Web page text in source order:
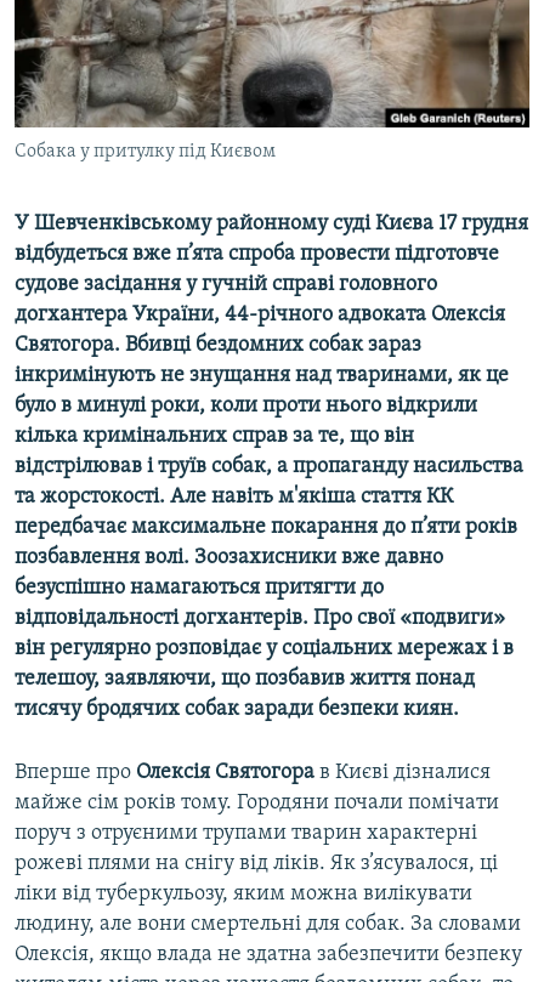
ВІДЕОУРОКИ «ELIFBE»
СВІДЧЕННЯ ОКУПАЦІЇ
УКРАЇНСЬКА ПРОБЛЕМА КРИМУ
ІНФОГРАФІКА
Русский
Qırımtatar
ДОЛУЧАЙСЯ!
Усі сайти RFE/RL
Собака у притулку під Києвом
У Шевченківському районному суді Києва 17 грудня
відбудеться вже п’ята спроба провести підготовче
судове засідання у гучній справі головного
догхантера України, 44-річного адвоката Олексія
Святогора. Вбивці бездомних собак зараз
інкримінують не знущання над тваринами, як це
було в минулі роки, коли проти нього відкрили
кілька кримінальних справ за те, що він
відстрілював і труїв собак, а пропаганду насильства
та жорстокості. Але навіть м'якіша стаття КК
передбачає максимальне покарання до п’яти років
позбавлення волі. Зоозахисники вже давно
безуспішно намагаються притягти до
відповідальності догхантерів. Про свої «подвиги»
він регулярно розповідає у соціальних мережах і в
телешоу, заявляючи, що позбавив життя понад
тисячу бродячих собак заради безпеки киян.
Вперше про Олексія Святогора в Києві дізналися
майже сім років тому. Городяни почали помічати
поруч з отруєними трупами тварин характерні
рожеві плями на снігу від ліків. Як з’ясувалося, ці
ліки від туберкульозу, яким можна вилікувати
людину, але вони смертельні для собак. За словами
Олексія, якщо влада не здатна забезпечити безпеку